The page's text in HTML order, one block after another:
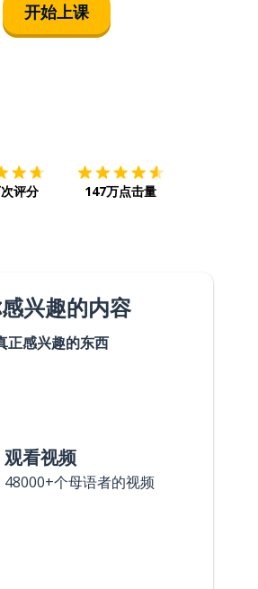
开始上课
评分 147万点击量
兴趣的内容
正感兴趣的东西
观看视频
48000+个母语者的视频